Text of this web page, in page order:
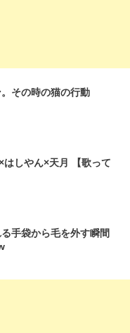
その時の猫の行動
しやん×天月 【歌って
手袋から毛を外す瞬間